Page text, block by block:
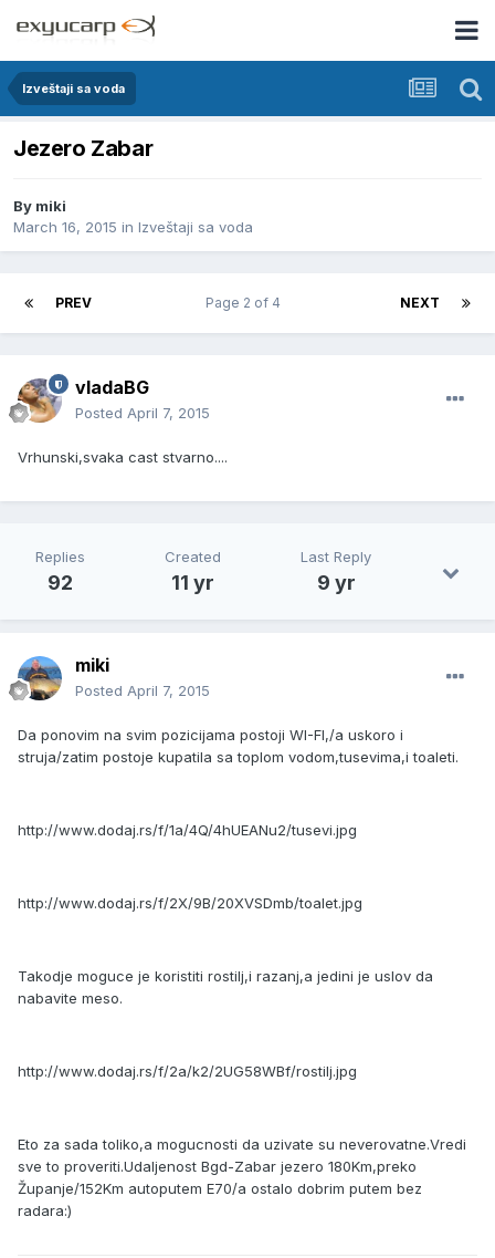
Izveštaji sa voda
Jezero Zabar
By miki
March 16, 2015 in Izveštaji sa voda
PREV NEXT
Page 2 of 4
vladaBG
Posted April 7, 2015
Vrhunski,svaka cast stvarno....
Replies
92
Created
11 yr
Last Reply
9 yr
miki
Posted April 7, 2015
Da ponovim na svim pozicijama postoji WI-FI,/a uskoro i
struja/zatim postoje kupatila sa toplom vodom,tusevima,i toaleti.
http://www.dodaj.rs/f/1a/4Q/4hUEANu2/tusevi.jpg
http://www.dodaj.rs/f/2X/9B/20XVSDmb/toalet.jpg
Takodje moguce je koristiti rostilj,i razanj,a jedini je uslov da
nabavite meso.
http://www.dodaj.rs/f/2a/k2/2UG58WBf/rostilj.jpg
Eto za sada toliko,a mogucnosti da uzivate su neverovatne.Vredi
sve to proveriti.Udaljenost Bgd-Zabar jezero 180Km,preko
Županje/152Km autoputem E70/a ostalo dobrim putem bez
radara:)